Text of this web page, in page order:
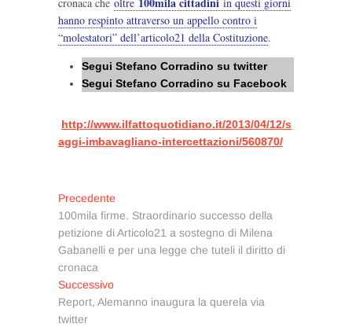
hanno respinto attraverso un appello contro i
“molestatori” dell’articolo21 della Costituzione.
Segui Stefano Corradino su twitter
Segui Stefano Corradino su Facebook
http://www.ilfattoquotidiano.it/2013/04/12/s
aggi-imbavagliano-intercettazioni/560870/
Navigazione
articoli
Precedente
precedente:
100mila firme. Straordinario successo della
petizione di Articolo21 a sostegno di Milena
Gabanelli e per una legge che tuteli il diritto di
cronaca
SuccessivoArticolo
successivo:
Report, Alemanno inaugura la querela via
twitter